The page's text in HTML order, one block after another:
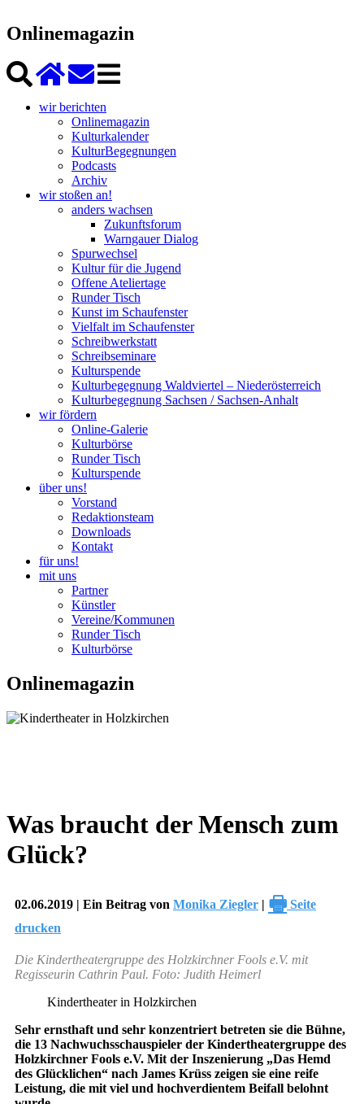
Onlinemagazin
wir berichten
Onlinemagazin
Kulturkalender
KulturBegegnungen
Podcasts
Archiv
wir stoßen an!
anders wachsen
Zukunftsforum
Warngauer Dialog
Spurwechsel
Kultur für die Jugend
Offene Ateliertage
Runder Tisch
Kunst im Schaufenster
Vielfalt im Schaufenster
Schreibwerkstatt
Schreibseminare
Kulturspende
Kulturbegegnung Waldviertel – Niederösterreich
Kulturbegegnung Sachsen / Sachsen-Anhalt
wir fördern
Online-Galerie
Kulturbörse
Runder Tisch
Kulturspende
über uns!
Vorstand
Redaktionsteam
Downloads
Kontakt
für uns!
mit uns
Partner
Künstler
Vereine/Kommunen
Runder Tisch
Kulturbörse
Onlinemagazin
Was braucht der Mensch zum
Glück?
02.06.2019 | Ein Beitrag von Monika Ziegler | 🖶 Seite
drucken
Die Kindertheatergruppe des Holzkirchner Fools e.V. mit
Regisseurin Cathrin Paul. Foto: Judith Heimerl
Kindertheater in Holzkirchen
Sehr ernsthaft und sehr konzentriert betreten sie die Bühne,
die 13 Nachwuchsschauspieler der Kindertheatergruppe des
Holzkirchner Fools e.V. Mit der Inszenierung „Das Hemd
des Glücklichen“ nach James Krüss zeigen sie eine reife
Leistung, die mit viel und hochverdientem Beifall belohnt